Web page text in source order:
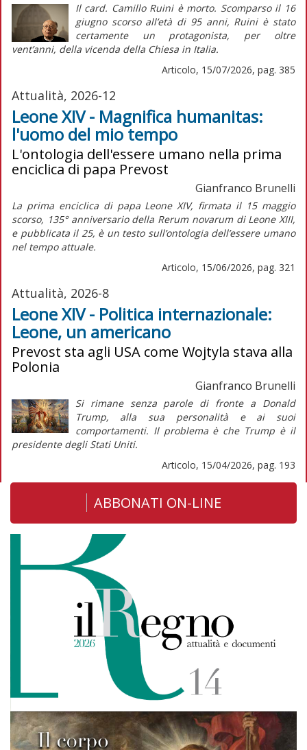
Il card. Camillo Ruini è morto. Scomparso il 16
giugno scorso all’età di 95 anni, Ruini è stato
certamente un protagonista, per oltre
vent’anni, della vicenda della Chiesa in Italia.
Articolo, 15/07/2026, pag. 385
Attualità, 2026-12
Leone XIV - Magnifica humanitas:
l'uomo del mio tempo
L'ontologia dell'essere umano nella prima
enciclica di papa Prevost
Gianfranco Brunelli
La prima enciclica di papa Leone XIV, firmata il 15 maggio
scorso, 135° anniversario della Rerum novarumdi Leone XIII,
e pubblicata il 25, è un testo sull’ontologia dell’essere umano
nel tempo attuale.
Articolo, 15/06/2026, pag. 321
Attualità, 2026-8
Leone XIV - Politica internazionale:
Leone, un americano
Prevost sta agli USA come Wojtyla stava alla
Polonia
Gianfranco Brunelli
Si rimane senza parole di fronte a Donald
Trump, alla sua personalità e ai suoi
comportamenti. Il problema è che Trump è il
presidente degli Stati Uniti.
Articolo, 15/04/2026, pag. 193
ABBONATI ON-LINE